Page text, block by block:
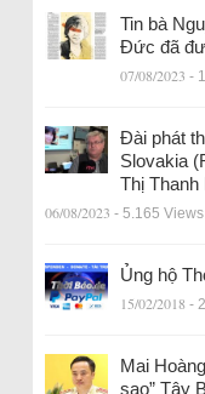
Tin bà
Đức đã
07/08/2023 -
Đài phát
Slovakia
Thị
06/08/2023 - 5.165 Views
Ủng hộ
15/02/2018 -
Mai
sao” Tây